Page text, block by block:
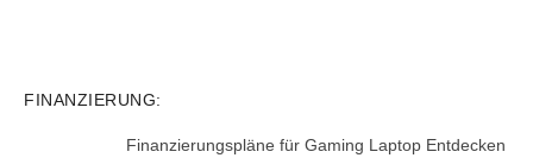
FINANZIERUNG:
Finanzierungspläne für Gaming Laptop Entdecken